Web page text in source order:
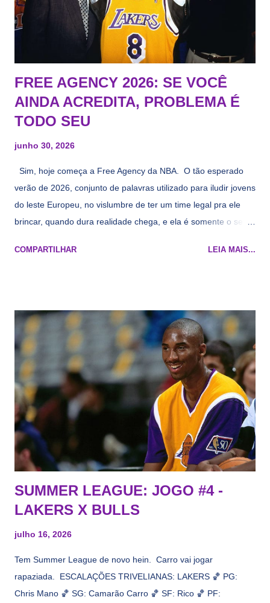
FREE AGENCY 2026: SE VOCÊ
AINDA ACREDITA, PROBLEMA É
TODO SEU
junho 30, 2026
Sim, hoje começa a Free Agency da NBA. O tão esperado
verão de 2026, conjunto de palavras utilizado para iludir jovens
do leste Europeu, no vislumbre de ter um time legal pra ele
brincar, quando dura realidade chega, e ela é somente o seu
cara de decrépito, mas que aparentemente ainda é jovem.
vezes a gente esquece mesmo. Então, como diria o Marcelo
Tas no Telecurso 2000 , É HORA DA REVISÃO! Ah, e quase
todos esses nomes foram linkados ao Lakers. Se de fato há o
interesse, não importa, o nosso compromisso é sempre com a
informação, a veracidade vem depois. E do Lakers hein? Até
agora nada de Ruim Hachaomuro (dizem que Nets tem
interesse) e LeBrão James - esse sendo assediado pelo
Draymond Green enquanto chora pro Cavs contrat...
COMPARTILHAR LEIA MAIS...
SUMMER LEAGUE: JOGO #4 -
LAKERS X BULLS
julho 16, 2026
Tem Summer League de novo hein. Carro vai jogar
rapaziada. ESCALAÇÕES TRIVELIANAS: LAKERS 🏀 PG:
Chris Mano 🏀 SG: Camarão Carro 🏀 SF: Rico 🏀 PF: